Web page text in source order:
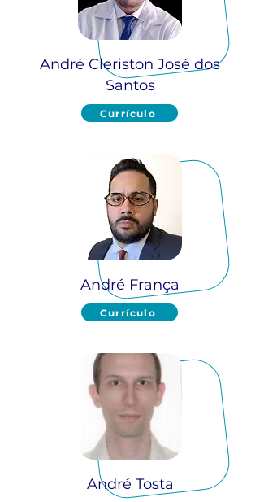
André Cleriston José dos
Santos
Currículo
André França
Currículo
André Tosta